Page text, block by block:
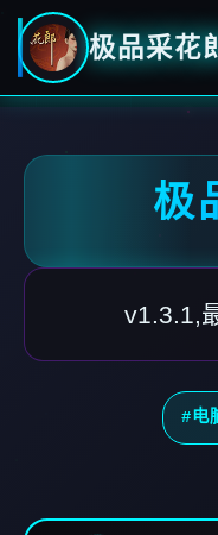
极品采花
极
v1.3.1,
#电